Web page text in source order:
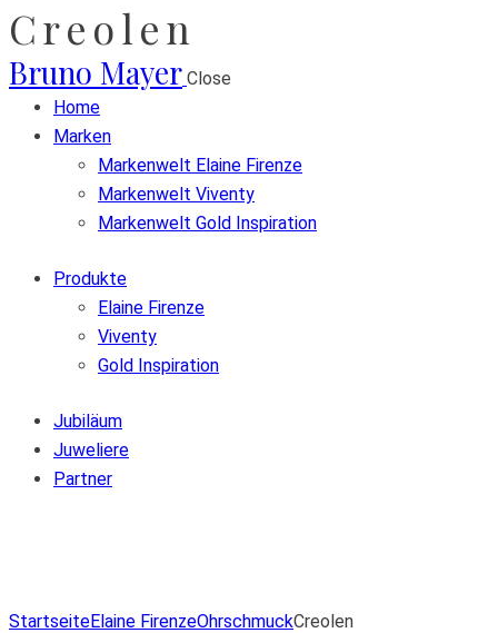
Creolen
Bruno Mayer Close
Home
Marken
Markenwelt Elaine Firenze
Markenwelt Viventy
Markenwelt Gold Inspiration
Produkte
Elaine Firenze
Viventy
Gold Inspiration
Jubiläum
Juweliere
Partner
StartseiteElaine FirenzeOhrschmuckCreolen